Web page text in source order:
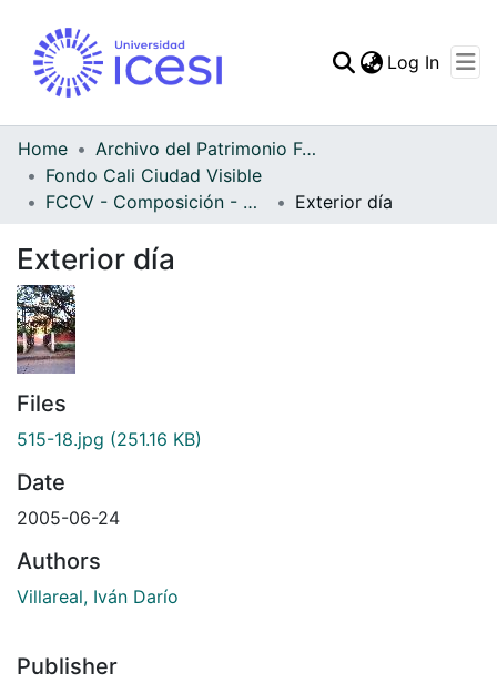
Log In
Home
Archivo del Patrimonio Fotográfico y Fílmico del Valle del Cauca
Fondo Cali Ciudad Visible
FCCV - Composición - Patrimonial
Exterior día
Exterior día
Files
515-18.jpg (251.16 KB)
Date
2005-06-24
Authors
Villareal, Iván Darío
Publisher